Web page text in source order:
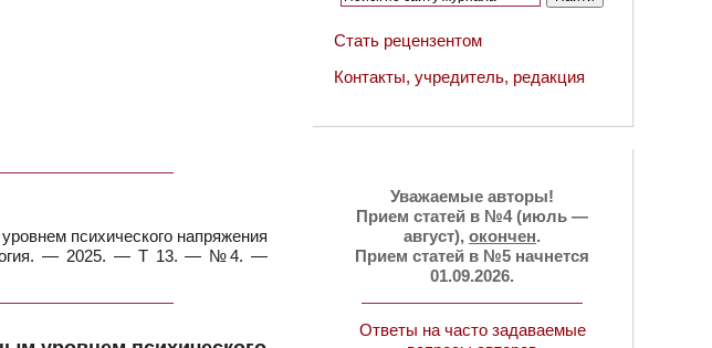
психического напряжения
— 2025. — Т 13. — №4. —
Стать рецензентом
Контакты, учредитель, редакция
Уважаемые авторы!
Прием статей в №4 (июль —
август), окончен.
Прием статей в №5 начнется
01.09.2026.
Ответы на часто задаваемые